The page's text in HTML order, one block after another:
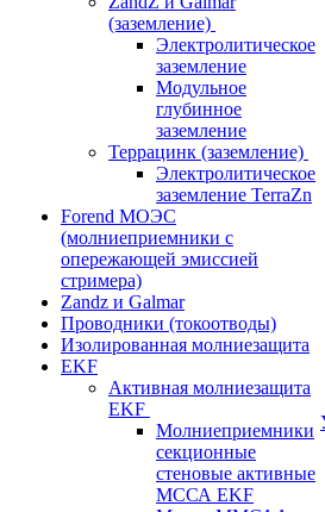
(заземление)
Электролитическое
заземление
Модульное
глубинное
заземление
Террацинк (заземление)
Электролитическое
заземление TerraZn
Forend МОЭС
(молниеприемники с
опережающей эмиссией
стримера)
Zandz и Galmar
Проводники (токоотводы)
Изолированная молниезащита
EKF
Активная молниезащита
EKF
Молниеприемники
секционные
стеновые активные
МССА EKF